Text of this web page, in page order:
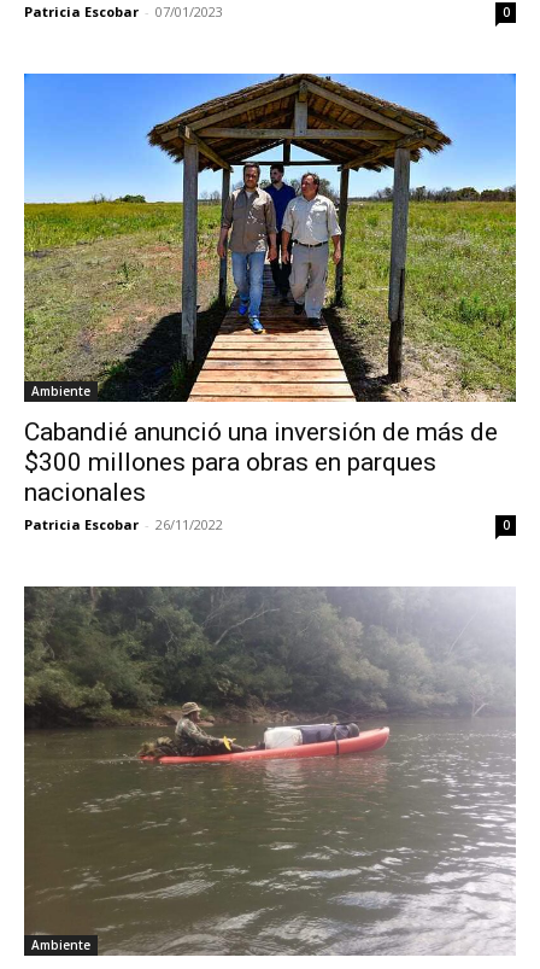
Patricia Escobar - 07/01/2023 0
Ambiente
Cabandié anunció una inversión de más de
$300 millones para obras en parques
nacionales
Patricia Escobar - 26/11/2022 0
Ambiente